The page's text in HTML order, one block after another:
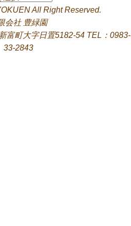
All Right Reserved.
会社 豊緑園
富町大字日置5182-54 TEL：0983-
33-2843